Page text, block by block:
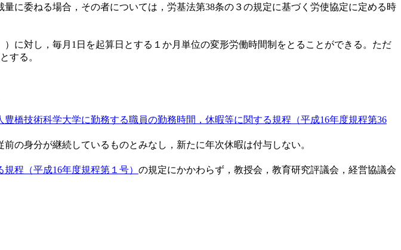
委ねる場合，その者については，労基法第38条の３の規定に基づく労使協定に定める時
に対し，毎月1日を起算日とする１か月単位の変形労働時間制をとることができる。ただ
する。
豊橋技術科学大学に勤務する職員の勤務時間，休暇等に関する規程（平成16年度規程第36
の身分が継続しているものとみなし，新たに年次休暇は付与しない。
程（平成16年度規程第１号） の規定にかかわらず，教授会，教育研究評議会，経営協議会